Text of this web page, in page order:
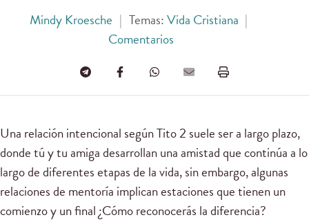
Mindy Kroesche | Temas:Vida Cristiana |
Comentarios
Una relación intencional según Tito 2 suele ser a largo plazo,
donde tú y tu amiga desarrollan una amistad que continúa a lo
largo de diferentes etapas de la vida, sin embargo, algunas
relaciones de mentoría implican estaciones que tienen un
comienzo y un final ¿Cómo reconocerás la diferencia?